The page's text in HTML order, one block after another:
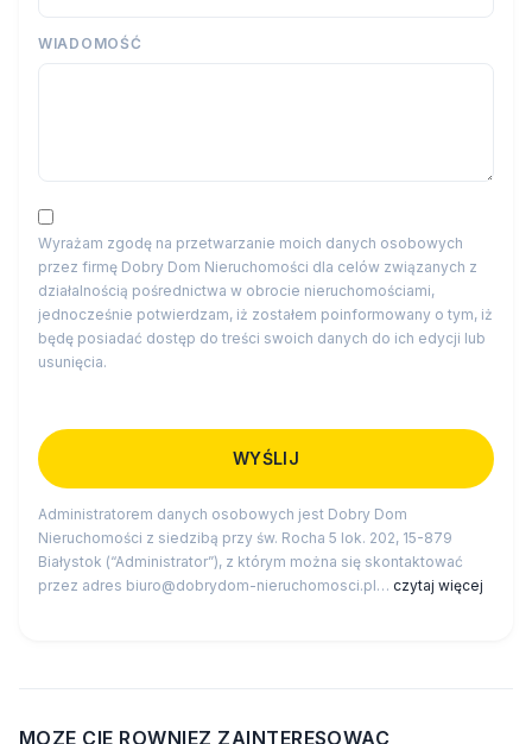
WIADOMOŚĆ
Wyrażam zgodę na przetwarzanie moich danych osobowych
przez firmę Dobry Dom Nieruchomości dla celów związanych z
działalnością pośrednictwa w obrocie nieruchomościami,
jednocześnie potwierdzam, iż zostałem poinformowany o tym, iż
będę posiadać dostęp do treści swoich danych do ich edycji lub
usunięcia.
Administratorem danych osobowych jest Dobry Dom
Nieruchomości z siedzibą przy św. Rocha 5 lok. 202, 15-879
Białystok (“Administrator”), z którym można się skontaktować
przez adres biuro@dobrydom-nieruchomosci.pl… czytaj więcej
MOZE CIE ROWNIEZ ZAINTERESOWAC